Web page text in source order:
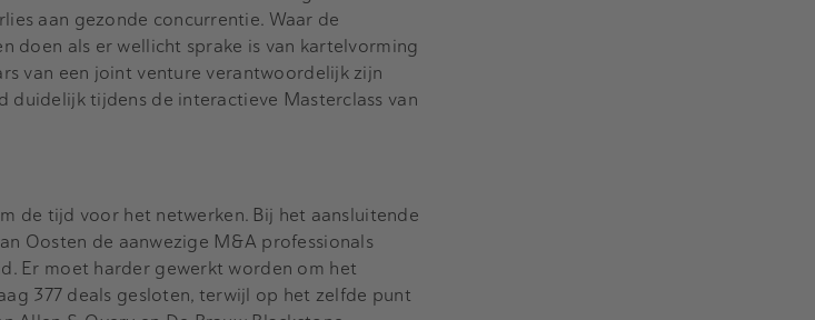
aan gezonde concurrentie. Waar de
doen als er wellicht sprake is van kartelvorming
van een joint venture verantwoordelijk zijn
tijdens de interactieve Masterclass van
de tijd voor het netwerken. Bij het aansluitende
Oosten de aanwezige M&A professionals
Er moet harder gewerkt worden om het
377 deals gesloten, terwijl op het zelfde punt